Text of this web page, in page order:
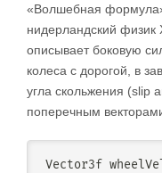
«Волшебная
нидерландский
описывает боковую
колеса с дорогой, в
угла скольжения (slip
поперечным
Vector3f